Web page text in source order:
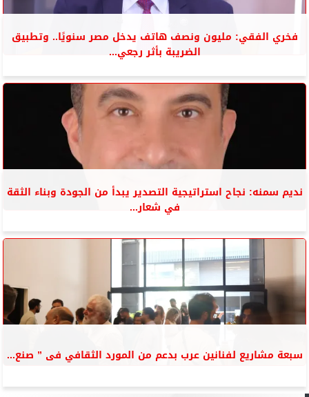
فخري الفقي: مليون ونصف هاتف يدخل مصر سنويًا.. وتطبيق
الضريبة بأثر رجعي...
نديم سمنه: نجاح استراتيجية التصدير يبدأ من الجودة وبناء الثقة
في شعار...
سبعة مشاريع لفنانين عرب بدعم من المورد الثقافي فى ” صنع...